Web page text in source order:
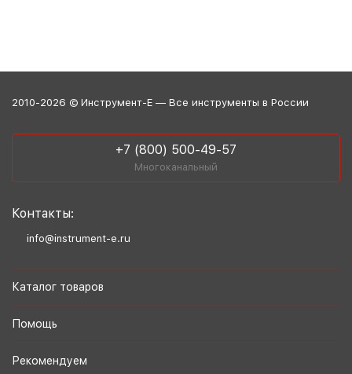
2010-2026 © Инструмент-Е — Все инструменты в России
+7 (800) 500-49-57
Многоканальный
Контакты:
info@instrument-e.ru
Каталог товаров
Помощь
Рекомендуем